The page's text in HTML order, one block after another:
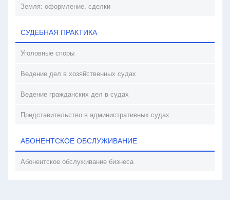
Земля: оформление, сделки
СУДЕБНАЯ ПРАКТИКА
Уголовные споры
Ведение дел в хозяйственных судах
Ведение гражданских дел в судах
Представительство в административных судах
АБОНЕНТСКОЕ ОБСЛУЖИВАНИЕ
Абонентское обслуживание бизнеса